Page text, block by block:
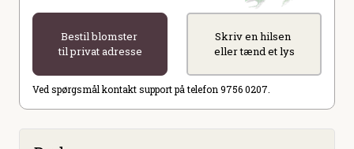
Bestil blomster
til privat adresse
Skriv en hilsen
eller tænd et lys
Ved spørgsmål kontakt support på telefon 9756 0207.